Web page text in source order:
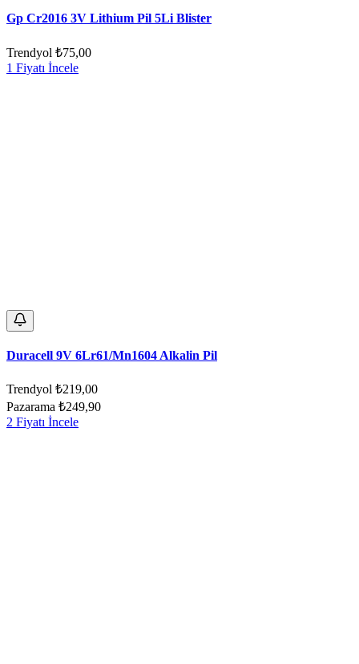
Gp Cr2016 3V Lithium Pil 5Li Blister
Trendyol ₺75,00
1 Fiyatı İncele
Duracell 9V 6Lr61/Mn1604 Alkalin Pil
Trendyol ₺219,00
Pazarama ₺249,90
2 Fiyatı İncele